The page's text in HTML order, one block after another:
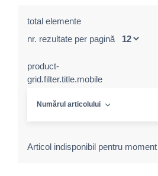
total elemente
nr. rezultate per pagină
product-
grid.filter.title.mobile
Numărul articolului
Articol indisponibil pentru moment